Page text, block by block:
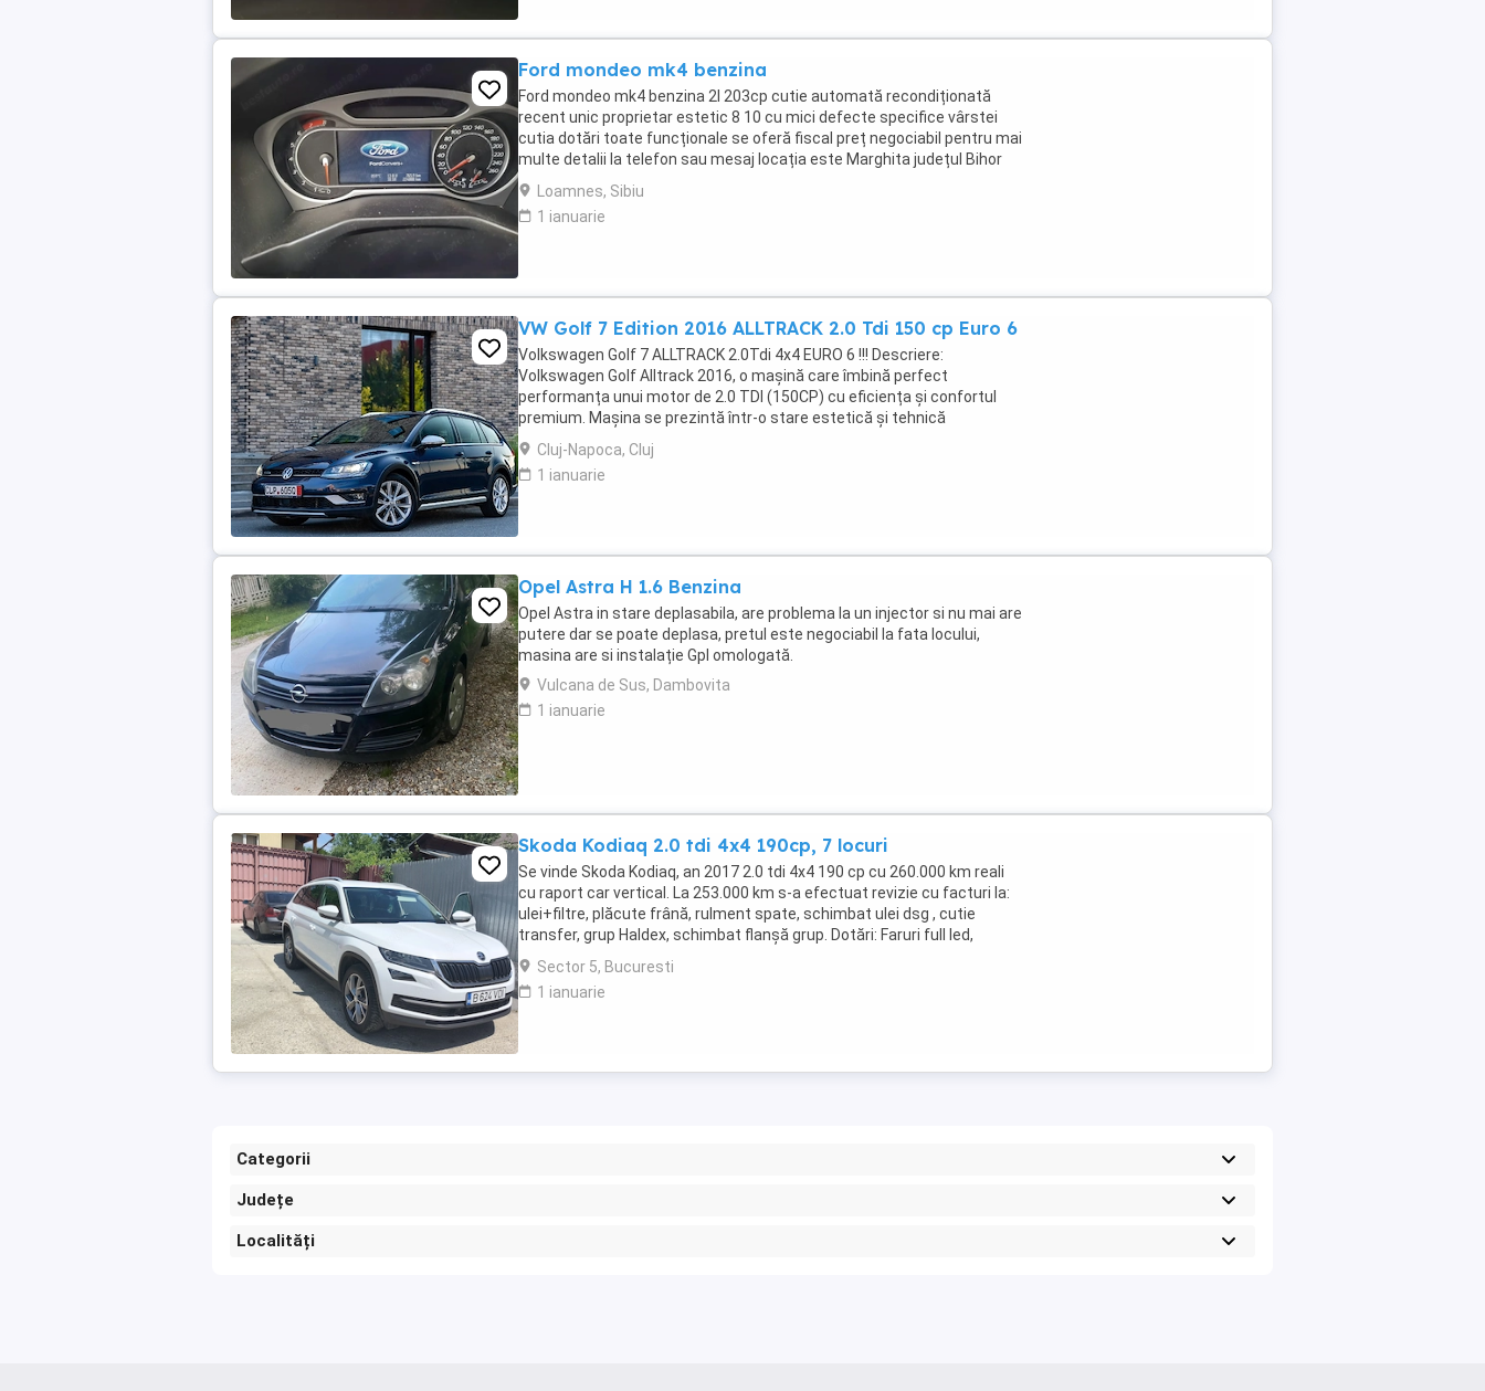
Ford mondeo mk4 benzina
Ford mondeo mk4 benzina 2l 203cp cutie automată recondiționată
recent unic proprietar estetic 8 10 cu mici defecte specifice vârstei
cutia dotări toate funcționale se oferă fiscal preț negociabil pentru mai
multe detalii la telefon sau mesaj locația este Marghita județul Bihor
se oferă fiscal s-au ...
Loamnes, Sibiu
1 ianuarie
VW Golf 7 Edition 2016 ALLTRACK 2.0 Tdi 150 cp Euro 6
Volkswagen Golf 7 ALLTRACK 2.0Tdi 4x4 EURO 6 !!! Descriere:
Volkswagen Golf Alltrack 2016, o mașină care îmbină perfect
performanța unui motor de 2.0 TDI (150CP) cu eficiența și confortul
premium. Mașina se prezintă într-o stare estetică și tehnică
excelentă, beneficiind de o listă lungă de dotări ...
Cluj-Napoca, Cluj
1 ianuarie
Opel Astra H 1.6 Benzina
Opel Astra in stare deplasabila, are problema la un injector si nu mai are
putere dar se poate deplasa, pretul este negociabil la fata locului,
masina are si instalație Gpl omologată.
Vulcana de Sus, Dambovita
1 ianuarie
Skoda Kodiaq 2.0 tdi 4x4 190cp, 7 locuri
Se vinde Skoda Kodiaq, an 2017 2.0 tdi 4x4 190 cp cu 260.000 km reali
cu raport car vertical. La 253.000 km s-a efectuat revizie cu facturi la:
ulei+filtre, plăcute frână, rulment spate, schimbat ulei dsg , cutie
transfer, grup Haldex, schimbat flanșă grup. Dotări: Faruri full led,
scaune fata încălzite ...
Sector 5, Bucuresti
1 ianuarie
Categorii
Județe
Localități